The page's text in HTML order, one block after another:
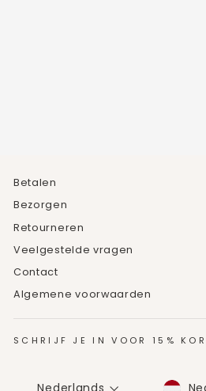
Betalen
Bezorgen
Retourneren
Veelgestelde vragen
Contact
Algemene voorwaarden
SCHRIJF JE IN VOOR 15%
TAAL